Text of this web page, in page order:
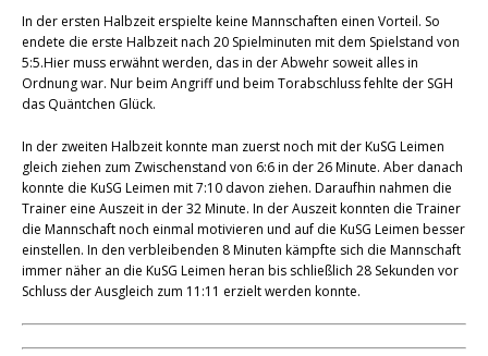
In der ersten Halbzeit erspielte keine Mannschaften einen Vorteil. So
endete die erste Halbzeit nach 20 Spielminuten mit dem Spielstand von
5:5.Hier muss erwähnt werden, das in der Abwehr soweit alles in
Ordnung war. Nur beim Angriff und beim Torabschluss fehlte der SGH
das Quäntchen Glück.
In der zweiten Halbzeit konnte man zuerst noch mit der KuSG Leimen
gleich ziehen zum Zwischenstand von 6:6 in der 26 Minute. Aber danach
konnte die KuSG Leimen mit 7:10 davon ziehen. Daraufhin nahmen die
Trainer eine Auszeit in der 32 Minute. In der Auszeit konnten die Trainer
die Mannschaft noch einmal motivieren und auf die KuSG Leimen besser
einstellen. In den verbleibenden 8 Minuten kämpfte sich die Mannschaft
immer näher an die KuSG Leimen heran bis schließlich 28 Sekunden vor
Schluss der Ausgleich zum 11:11 erzielt werden konnte.